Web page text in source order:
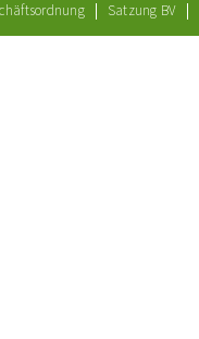
Satzung BV